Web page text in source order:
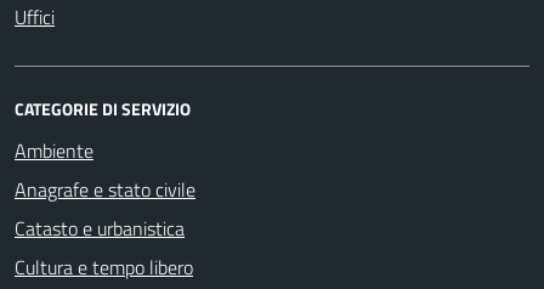
Uffici
CATEGORIE DI SERVIZIO
Ambiente
Anagrafe e stato civile
Catasto e urbanistica
Cultura e tempo libero